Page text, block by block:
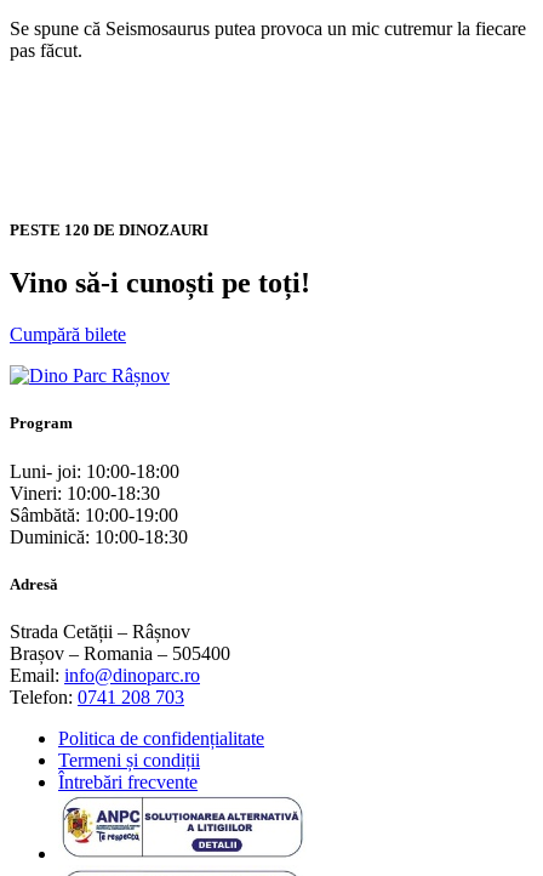
Se spune că Seismosaurus putea provoca un mic cutremur la fiecare
pas făcut.
PESTE 120 DE DINOZAURI
Vino să-i cunoști pe toți!
Cumpără bilete
Program
Luni- joi: 10:00-18:00
Vineri: 10:00-18:30
Sâmbătă: 10:00-19:00
Duminică: 10:00-18:30
Adresă
Strada Cetății – Râșnov
Brașov – Romania – 505400
Email: info@dinoparc.ro
Telefon: 0741 208 703
Politica de confidențialitate
Termeni și condiții
Întrebări frecvente